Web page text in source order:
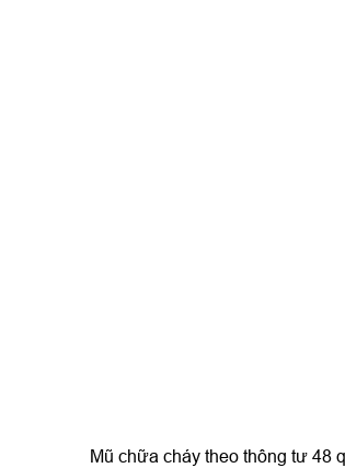
Mũ chữa cháy theo thông tư 48